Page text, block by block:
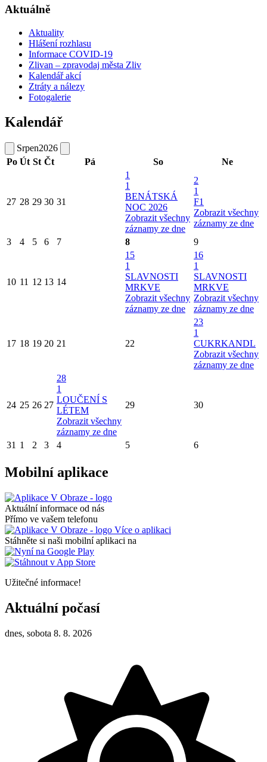
Aktuálně
Aktuality
Hlášení rozhlasu
Informace COVID-19
Zlivan – zpravodaj města Zliv
Kalendář akcí
Ztráty a nálezy
Fotogalerie
Kalendář
Srpen2026
Po Út St Čt Pá So Ne
27 28 29 30 31
1
1
BENÁTSKÁ
NOC 2026
Zobrazit všechny
záznamy ze dne
2
1
F1
Zobrazit všechny
záznamy ze dne
3
4 5 6 7 8 9
10 11 12 13 14
15
1
SLAVNOSTI
MRKVE
Zobrazit všechny
záznamy ze dne
16
1
SLAVNOSTI
MRKVE
Zobrazit všechny
záznamy ze dne
17 18 19 20 21 22
23
1
CUKRKANDL
Zobrazit všechny
záznamy ze dne
24 25 26 27
28
1
LOUČENÍ S
LÉTEM
Zobrazit všechny
záznamy ze dne
29 30
31 1 2 3 4 5 6
Mobilní aplikace
Aktuální informace od nás
Přímo ve vašem telefonu
Více o aplikaci
Stáhněte si naši mobilní aplikaci na
Užitečné informace!
Aktuální počasí
dnes, sobota 8. 8. 2026